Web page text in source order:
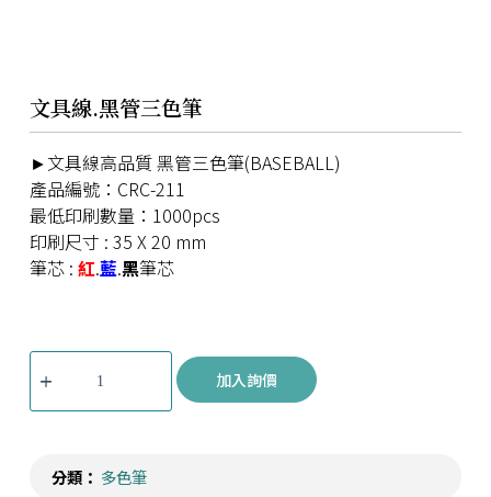
文具線.黑管三色筆
►文具線高品質 黑管三色筆(BASEBALL)
產品編號：CRC-211
最低印刷數量：1000pcs
印刷尺寸 : 35 X 20 mm
筆芯 : 紅.藍.黑筆芯
加入詢價
分類： 多色筆